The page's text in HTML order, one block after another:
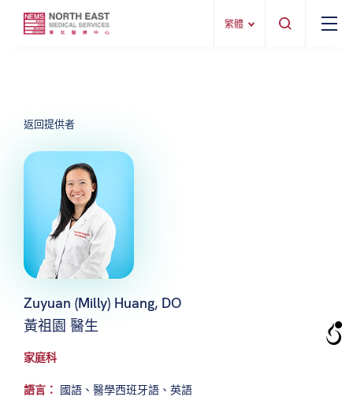
繁體
返回提供者
Zuyuan (Milly) Huang, DO
黃祖園 醫生
家庭科
語言： 國語、醫學西班牙語、英語